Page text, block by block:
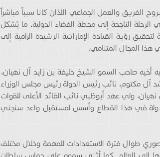
الفريق والعمل الجماعي اللذان كانا سبباً مباشراً
الناجحة إلى محطة الفضاء الدولية، ما يُشكل
رؤية القيادة الإماراتية الرشيدة الرامية إلى
هذا المجال المتنامي.
أخيه صاحب السمو الشيخ خليفة بن زايد آل نهيان،
آل مكتوم، نائب رئيس الدولة رئيس مجلس الوزراء
ولي عهد أبوظبي نائب القائد الأعلى للقوات
في هذا القطاع وأسس لمستقبل واعد سنجني
طوال فترة الاستعدادات للمهمة وخلال مختلف